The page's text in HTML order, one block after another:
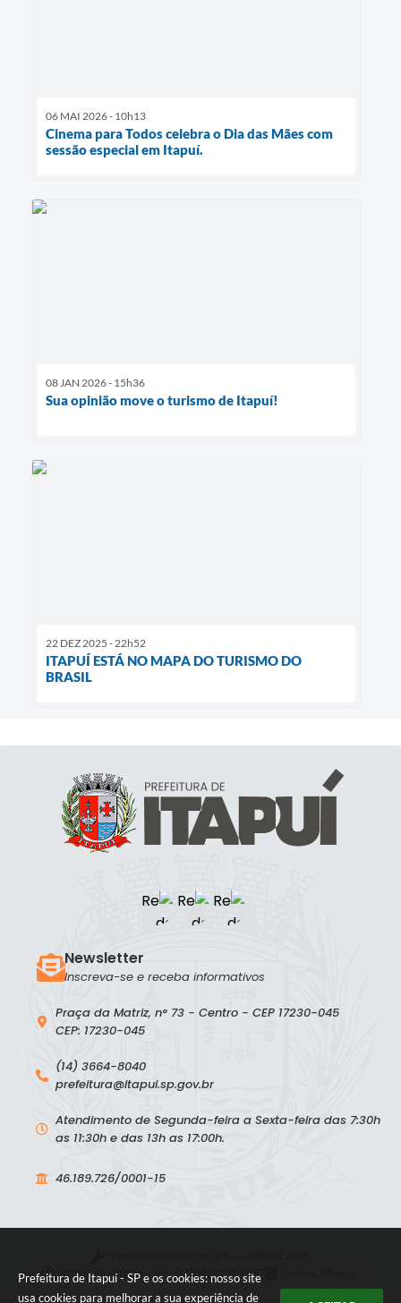
Prefeitura de Itapuí - SP e os cookies: nosso site
usa cookies para melhorar a sua experiência de
06 MAI 2026 - 10h13
Cinema para Todos celebra o Dia das Mães com
sessão especial em Itapuí.
08 JAN 2026 - 15h36
Sua opinião move o turismo de Itapuí!
22 DEZ 2025 - 22h52
ITAPUÍ ESTÁ NO MAPA DO TURISMO DO
BRASIL
Praça da Matriz, n° 73 - Centro - CEP 17230-045
CEP: 17230-045
(14) 3664-8040
prefeitura@itapui.sp.gov.br
Atendimento de Segunda-feira a Sexta-feira das 7:30h
as 11:30h e das 13h as 17:00h.
46.189.726/0001-15
Newsletter
Inscreva-se e receba informativos
Portal atualizado em:07/08/2026 15:37